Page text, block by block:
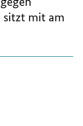
sitzt mit am